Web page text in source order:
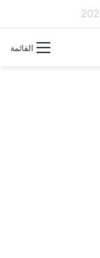
القائمة